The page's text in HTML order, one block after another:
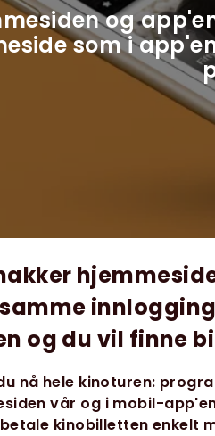
og
som i
og du vil finne
nå hele kinoturen:
vår og i mobil-
kinobilletten enkelt